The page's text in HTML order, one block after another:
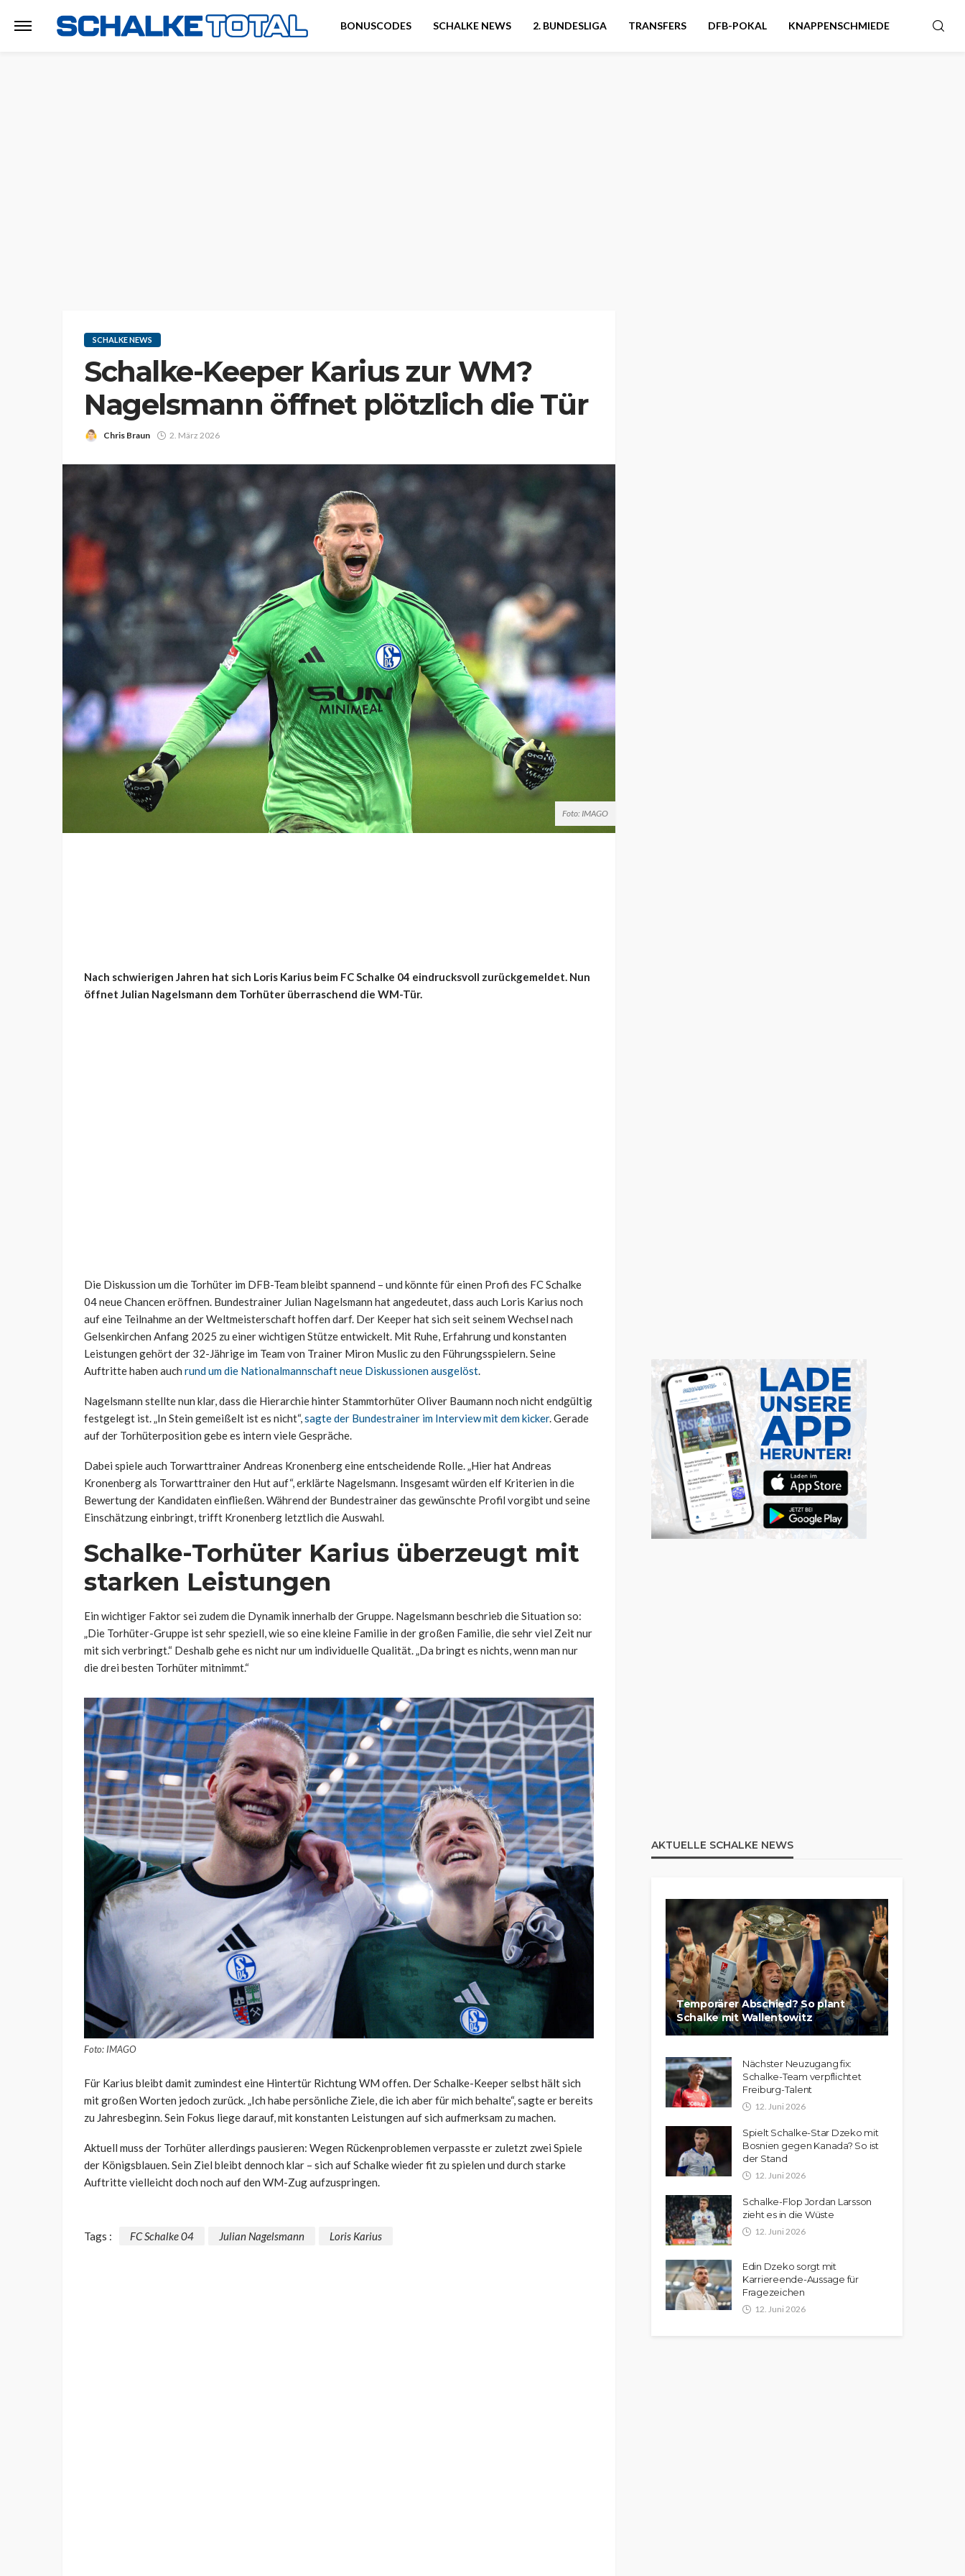
BONUSCODES SCHALKE NEWS 2. BUNDESLIGA TRANSFERS DFB-POKAL KNAPPENSCHMIEDE
SCHALKE NEWS
Schalke-Keeper Karius zur WM?
Nagelsmann öffnet plötzlich die Tür
Chris Braun 2. März 2026
Foto: IMAGO
Nach schwierigen Jahren hat sich Loris Karius beim FC Schalke 04 eindrucksvoll zurückgemeldet. Nun
öffnet Julian Nagelsmann dem Torhüter überraschend die WM-Tür.
Die Diskussion um die Torhüter im DFB-Team bleibt spannend – und könnte für einen Profi des FC Schalke
04 neue Chancen eröffnen. Bundestrainer Julian Nagelsmann hat angedeutet, dass auch Loris Karius noch
auf eine Teilnahme an der Weltmeisterschaft hoffen darf. Der Keeper hat sich seit seinem Wechsel nach
Gelsenkirchen Anfang 2025 zu einer wichtigen Stütze entwickelt. Mit Ruhe, Erfahrung und konstanten
Leistungen gehört der 32-Jährige im Team von Trainer Miron Muslic zu den Führungsspielern. Seine
Auftritte haben auch rund um die Nationalmannschaft neue Diskussionen ausgelöst.
Nagelsmann stellte nun klar, dass die Hierarchie hinter Stammtorhüter Oliver Baumann noch nicht endgültig
festgelegt ist. „In Stein gemeißelt ist es nicht“,sagte der Bundestrainer im Interview mit dem kicker. Gerade
auf der Torhüterposition gebe es intern viele Gespräche.
Dabei spiele auch Torwarttrainer Andreas Kronenberg eine entscheidende Rolle. „Hier hat Andreas
Kronenberg als Torwarttrainer den Hut auf“, erklärte Nagelsmann. Insgesamt würden elf Kriterien in die
Bewertung der Kandidaten einfließen. Während der Bundestrainer das gewünschte Profil vorgibt und seine
Einschätzung einbringt, trifft Kronenberg letztlich die Auswahl.
Schalke-Torhüter Karius überzeugt mit
starken Leistungen
Ein wichtiger Faktor sei zudem die Dynamik innerhalb der Gruppe. Nagelsmann beschrieb die Situation so:
„Die Torhüter-Gruppe ist sehr speziell, wie so eine kleine Familie in der großen Familie, die sehr viel Zeit nur
mit sich verbringt.“ Deshalb gehe es nicht nur um individuelle Qualität. „Da bringt es nichts, wenn man nur
die drei besten Torhüter mitnimmt.“
Foto: IMAGO
Für Karius bleibt damit zumindest eine Hintertür Richtung WM offen. Der Schalke-Keeper selbst hält sich
mit großen Worten jedoch zurück. „Ich habe persönliche Ziele, die ich aber für mich behalte“, sagte er bereits
zu Jahresbeginn. Sein Fokus liege darauf, mit konstanten Leistungen auf sich aufmerksam zu machen.
Aktuell muss der Torhüter allerdings pausieren: Wegen Rückenproblemen verpasste er zuletzt zwei Spiele
der Königsblauen. Sein Ziel bleibt dennoch klar – sich auf Schalke wieder fit zu spielen und durch starke
Auftritte vielleicht doch noch auf den WM-Zug aufzuspringen.
Tags : FC Schalke 04 Julian Nagelsmann Loris Karius
AKTUELLE SCHALKE NEWS
Temporärer Abschied? So plant
Schalke mit Wallentowitz
Nächster Neuzugang fix:
Schalke-Team verpflichtet
Freiburg-Talent
12. Juni 2026
Spielt Schalke-Star Dzeko mit
Bosnien gegen Kanada? So ist
der Stand
12. Juni 2026
Schalke-Flop Jordan Larsson
zieht es in die Wüste
12. Juni 2026
Edin Dzeko sorgt mit
Karriereende-Aussage für
Fragezeichen
12. Juni 2026